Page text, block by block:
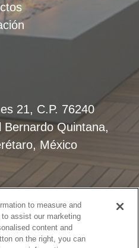
21, C.P. 76240
Bernardo Quintana,
México
to measure and
assist our marketing
content and
on the right, you can